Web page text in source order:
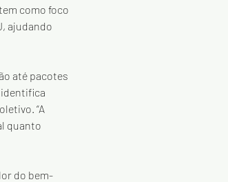
como foco
ajudando
até pacotes
“A
quanto
do bem-